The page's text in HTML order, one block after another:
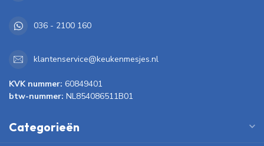
036 - 2100 160
klantenservice@keukenmesjes.nl
KVK nummer: 60849401
btw-nummer: NL854086511B01
Categorieën